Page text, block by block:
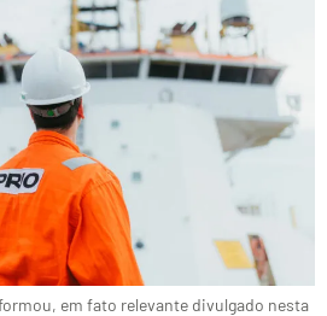
em fato relevante divulgado nesta